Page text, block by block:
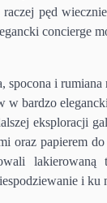
pęd
concierge
spocona i
w bardzo
eksploracji
oraz papierem
i ku